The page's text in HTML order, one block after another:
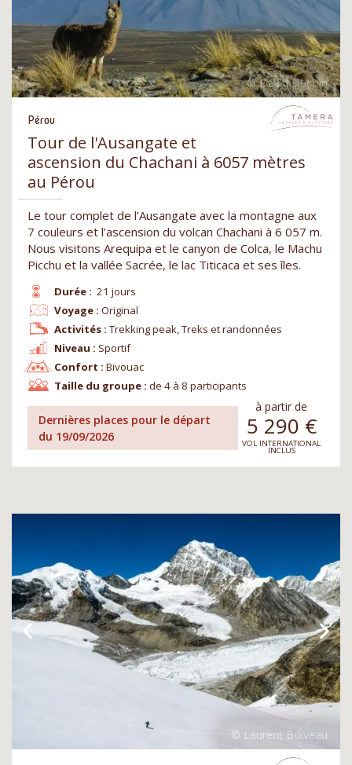
Pérou
Tour de l'Ausangate et
ascension du Chachani à 6057 mètres
au Pérou
Le tour complet de l’Ausangate avec la montagne aux
7 couleurs et l’ascension du volcan Chachani à 6 057 m.
Nous visitons Arequipa et le canyon de Colca, le Machu
Picchu et la vallée Sacrée, le lac Titicaca et ses îles.
Durée : 21 jours
Niveau : Sportif
Voyage : Original
Confort : Bivouac
Activités : Trekking peak, Treks et randonnées
Taille du groupe : de 4 à 8 participants
Dernières places pour le départ
du 19/09/2026
à partir de
5 290 €
VOL INTERNATIONAL
INCLUS